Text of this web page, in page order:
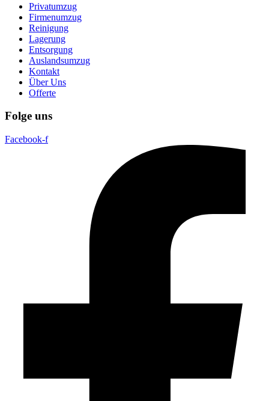
Privatumzug
Firmenumzug
Reinigung
Lagerung
Entsorgung
Auslandsumzug
Kontakt
Über Uns
Offerte
Folge uns
Facebook-f